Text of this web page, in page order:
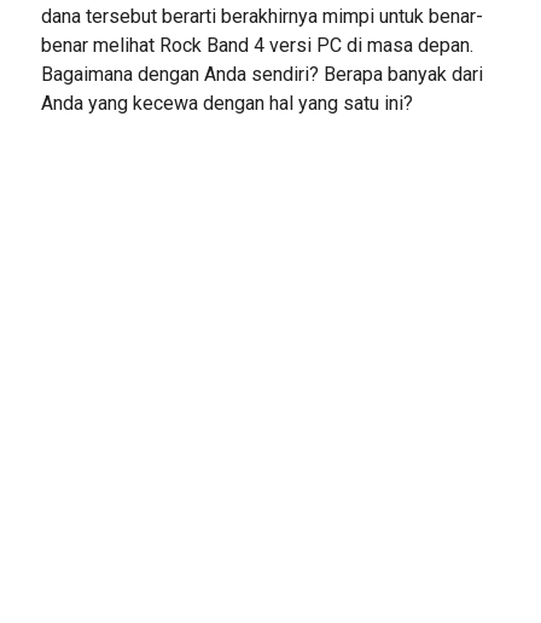
dana tersebut berarti berakhirnya mimpi untuk benar-
benar melihat Rock Band 4 versi PC di masa depan.
Bagaimana dengan Anda sendiri? Berapa banyak dari
Anda yang kecewa dengan hal yang satu ini?